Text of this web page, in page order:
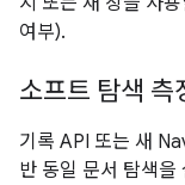
여부).
소프트 탐색 측
기록 API 또는 새
반 동일 문서 탐색을